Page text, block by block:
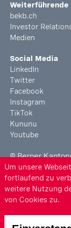
Weiterführende
bekb.ch
Investor
Medien
Social Media
LinkedIn
Twitter
Facebook
Instagram
TikTok
Kununu
Youtube
© Berner
Rechtliche
Impressum
Um unsere
fortlaufend zu
weitere Nutzung
von Cookies zu.